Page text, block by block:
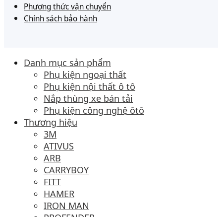
Phương thức vận chuyển
Chính sách bảo hành
Danh mục sản phẩm
Phụ kiện ngoại thất
Phụ kiện nội thất ô tô
Nắp thùng xe bán tải
Phụ kiện công nghệ ôtô
Thương hiệu
3M
ATIVUS
ARB
CARRYBOY
FITT
HAMER
IRON MAN